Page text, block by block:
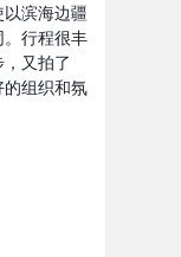
滨海边疆
。行程很丰
又拍了
的组织和氛